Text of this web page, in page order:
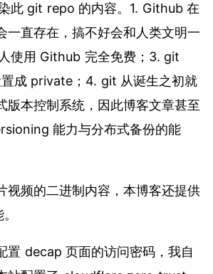
此 git repo 的内容。1. Github 在
一直存在，搞不好会和人类文明一
使用 Github 完全免费；3. git
成 private；4. git 从诞生之初就
版本控制系统，因此博客文章甚至
能力与分布式备份的能
视频的二进制内容，本博客还提供
置 decap 页面的访问密码，我自